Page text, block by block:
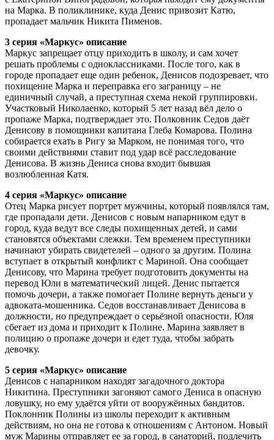
на Марка. В поликлинике, куда Денис привозит Катю,
пропадает мальчик Никита Пименов.
3 серия «Маркус» описание
Маркус запрещает отцу приходить в школу, и сам хочет
решать проблемы с одноклассниками. После того, как в
городе пропадает еще один ребенок, Денисов подозревает, что
похищение Марка и переправка его заграницу – не
единичный случай, а преступная схема некой группировки.
Участковый Николаенко, который 5 лет назад вёл дело о
пропаже Марка, подтверждает это. Полковник Седов даёт
Денисову в помощники капитана Глеба Комарова. Полина
собирается ехать в Ригу за Марком, не понимая того, что
своими действиями ставит под удар всё расследование
Денисова. В жизнь Дениса снова входит бывшая
возлюбленная Катя.
4 серия «Маркус» описание
Отец Марка рисует портрет мужчины, который появлялся там,
где пропадали дети. Денисов с новым напарником едут в
город, куда ведут все следы похищенных детей, и сами
становятся объектами слежки. Тем временем преступники
начинают убирать свидетелей – одного за другим. Полина
вступает в открытый конфликт с Мариной. Она сообщает
Денисову, что Марина требует подготовить документы на
перевод Юли в математический лицей. Денис пытается
помочь дочери, а также помогает Полине вернуть деньги у
адвоката-мошенника. Седов восстанавливает Денисова в
должности, но предупреждает о серьёзной опасности. Юля
сбегает из дома и приходит к Полине. Марина заявляет в
полицию о пропаже дочери и едет туда, чтобы забрать
девочку.
5 серия «Маркус» описание
Денисов с напарником находят загадочного доктора
Никитина. Преступники загоняют самого Дениса в опасную
ловушку, но ему удаётся уйти от вооружённых бандитов.
Поклонник Полины из школы переходит к активным
действиям, но она не готова к отношениям с Антоном. Новый
муж Марины отправляет ее за город, в санаторий, подлечить